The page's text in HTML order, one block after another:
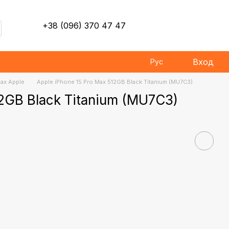
+38 (096) 370 47 47
Рус Вход
Apple Apple iPhone 15 Pro Max 512GB Black Titanium (MU7C3)
Black Titanium (MU7C3)